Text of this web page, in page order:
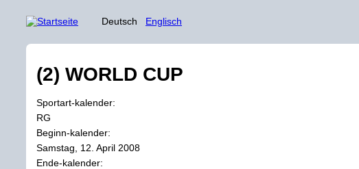
Deutsch Englisch
(2) WORLD CUP
Sportart-kalender:
RG
Beginn-kalender:
Samstag, 12. April 2008
Ende-kalender: